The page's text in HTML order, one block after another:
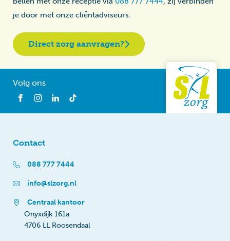
je door met onze cliëntadviseurs.
Direct zorg aanvragen?
Volg ons
Contact
088 777 7444
info@slzorg.nl
Centraal kantoor
Onyxdijk 161a
4706 LL Roosendaal